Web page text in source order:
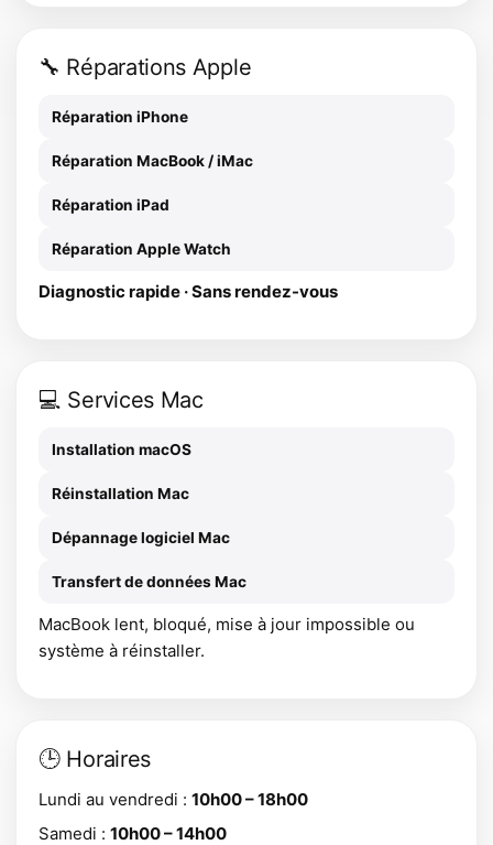
🔧 Réparations Apple
Réparation iPhone
Réparation MacBook / iMac
Réparation iPad
Réparation Apple Watch
Diagnostic rapide · Sans rendez-vous
💻 Services Mac
Installation macOS
Réinstallation Mac
Dépannage logiciel Mac
Transfert de données Mac
MacBook lent, bloqué, mise à jour impossible ou
système à réinstaller.
🕒 Horaires
Lundi au vendredi : 10h00 – 18h00
Samedi : 10h00 – 14h00